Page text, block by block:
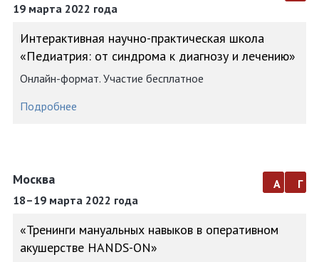
19 марта 2022 года
Интерактивная научно-практическая школа
«Педиатрия: от синдрома к диагнозу и лечению»
Онлайн-формат. Участие бесплатное
Подробнее
Москва
18–19 марта 2022 года
а г
«Тренинги мануальных навыков в оперативном
акушерстве HANDS-ON»